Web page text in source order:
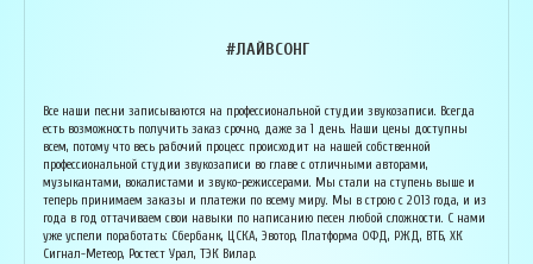
#ЛАЙВСОНГ
Все наши песни записываются на профессиональной студии звукозаписи. Всегда
есть возможность получить заказ срочно, даже за 1 день. Наши цены доступны
всем, потому что весь рабочий процесс происходит на нашей собственной
профессиональной студии звукозаписи во главе с отличными авторами,
музыкантами, вокалистами и звуко-режиссерами. Мы стали на ступень выше и
теперь принимаем заказы и платежи по всему миру. Мы в строю с 2013 года, и из
года в год оттачиваем свои навыки по написанию песен любой сложности. С нами
уже успели поработать: Сбербанк, ЦСКА, Эвотор, Платформа ОФД, РЖД, ВТБ, ХК
Сигнал-Метеор, Ростест Урал, ТЭК Вилар.
Армен Алавердян
Основатель организации "Лайвсонг". С детства занимается музыкой, пишет
аранжировки, делает сведение и мастеринг на профессиональном уровне.
Может сделать коммерческий звук даже по записи с диктофона :) Состоит в
дуэте "Ag Jan", и выступает на концертах по всей России. Снимает клипы
вместе со своими музыкантами, и они собирают более 1 млн. просмотров на
ютубе! В основном пишет песни о любви, семье и ценностях жизни. Армен
сделает из вашей истории настоящую конфетку, обращайтесь!
Исполнитель, звукорежиссёр